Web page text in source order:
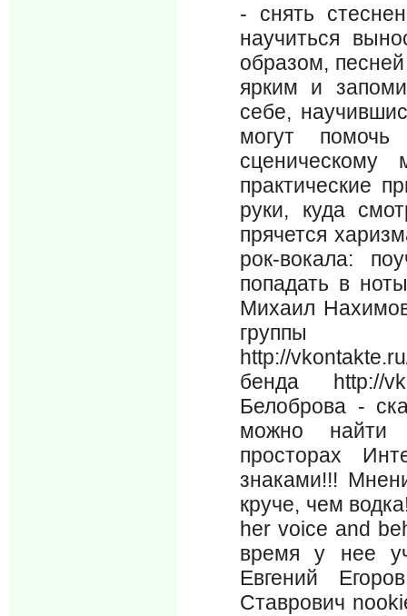
- снять
научиться
образом,
ярким и
себе,
могут
практические
руки, куда
прячется
рок-вокала:
попадать в
Михаил
группы
http://
бенда http://
Белоброва -
можно найти
просторах
знаками!!!
круче, чем
her voice and
время у нее
Евгений
Ставрович